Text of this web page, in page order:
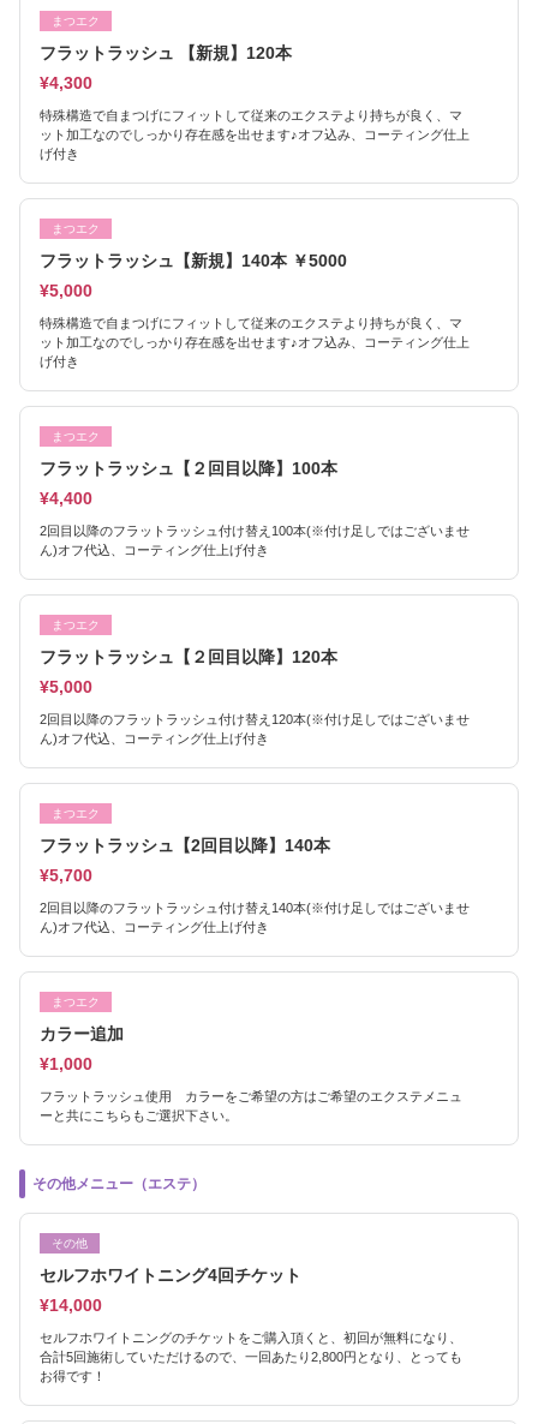
まつエク
フラットラッシュ 【新規】120本
¥4,300
特殊構造で自まつげにフィットして従来のエクステより持ちが良く、マ
ット加工なのでしっかり存在感を出せます♪オフ込み、コーティング仕上
げ付き
まつエク
フラットラッシュ【新規】140本 ￥5000
¥5,000
特殊構造で自まつげにフィットして従来のエクステより持ちが良く、マ
ット加工なのでしっかり存在感を出せます♪オフ込み、コーティング仕上
げ付き
まつエク
フラットラッシュ【２回目以降】100本
¥4,400
2回目以降のフラットラッシュ付け替え100本(※付け足しではございませ
ん)オフ代込、コーティング仕上げ付き
まつエク
フラットラッシュ【２回目以降】120本
¥5,000
2回目以降のフラットラッシュ付け替え120本(※付け足しではございませ
ん)オフ代込、コーティング仕上げ付き
まつエク
フラットラッシュ【2回目以降】140本
¥5,700
2回目以降のフラットラッシュ付け替え140本(※付け足しではございませ
ん)オフ代込、コーティング仕上げ付き
まつエク
カラー追加
¥1,000
フラットラッシュ使用 カラーをご希望の方はご希望のエクステメニュ
ーと共にこちらもご選択下さい。
その他メニュー（エステ）
その他
セルフホワイトニング4回チケット
¥14,000
セルフホワイトニングのチケットをご購入頂くと、初回が無料になり、
合計5回施術していただけるので、一回あたり2,800円となり、とっても
お得です！